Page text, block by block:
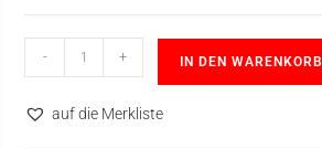
- + IN DEN WARENKORB
auf die Merkliste